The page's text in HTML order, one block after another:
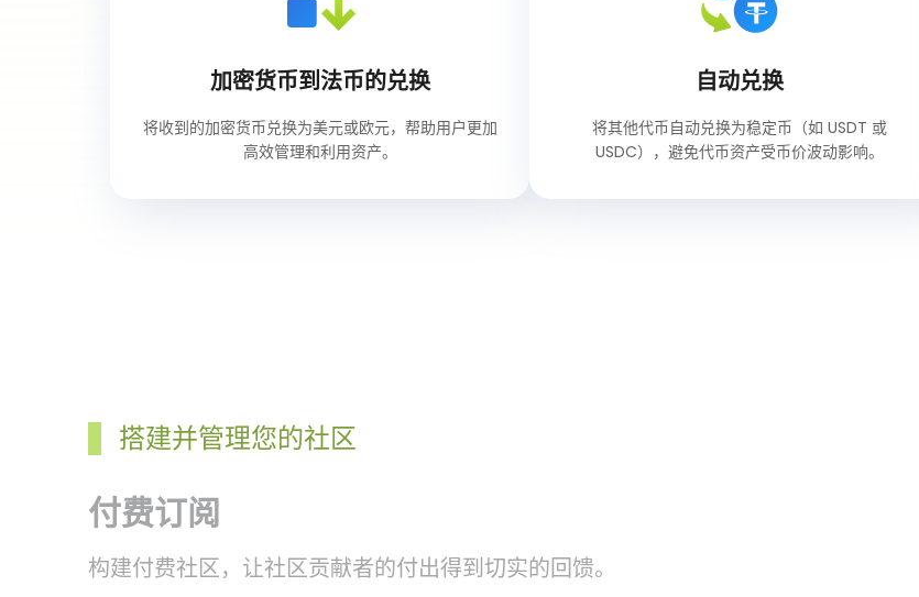
加密货币到法币的兑换
将收到的加密货币兑换为美元或欧元，帮助用户更加
高效管理和利用资产。
自动兑换
将其他代币自动兑换为稳定币（如 USDT 或
USDC），避免代币资产受币价波动影响。
搭建并管理您的社区
付费订阅
构建付费社区，让社区贡献者的付出得到切实的回馈。